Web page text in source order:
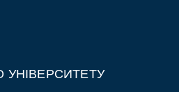
УНІВЕРСИТЕТУ